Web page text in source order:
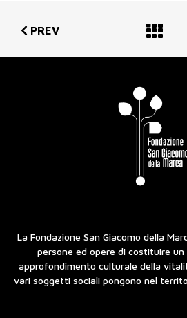
PREV
La Fondazione San Giacomo della
persone ed opere di costituire
approfondimento culturale della
vari soggetti sociali pongono nel